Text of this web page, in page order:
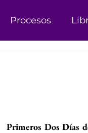
Procesos
Primeros Dos Días